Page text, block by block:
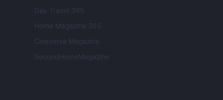
Day Travel 365
Home Magazine 365
Cineverse Magazine
SecondHomeMagazine